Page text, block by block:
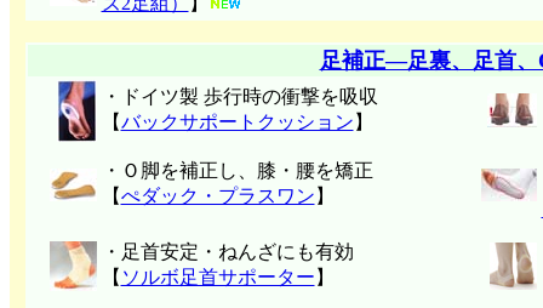
足補正―足裏、足首
・ドイツ製 歩行時の衝撃を吸収
【バックサポートクッション 】
・Ｏ脚を補正し、膝・腰を矯正
【ぺダック・プラスワン 】
・足首安定・ねんざにも有効
【 ソルボ足首サポーター 】